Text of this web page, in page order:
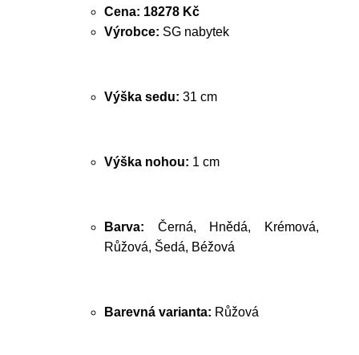
Cena: 18278 Kč
Výrobce: SG nabytek
Výška sedu: 31 cm
Výška nohou: 1 cm
Barva: Černá, Hnědá, Krémová,
Růžová, Šedá, Béžová
Barevná varianta: Růžová